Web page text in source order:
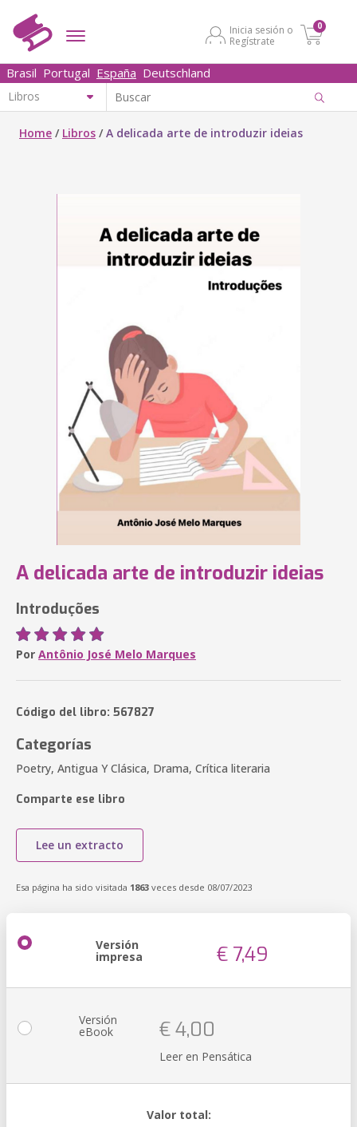
Inicia sesión o
Regístrate
0
Brasil Portugal España Deutschland
Home / Libros /A delicada arte de introduzir ideias
A delicada arte de introduzir ideias
Introduções
Por Antônio José Melo Marques
Código del libro: 567827
Categorías
Poetry, Antigua Y Clásica, Drama, Crítica literaria
Comparte ese libro
Lee un extracto
Esa página ha sido visitada 1863 veces desde 08/07/2023
Versión
impresa € 7,49
Versión
eBook € 4,00
Leer en Pensática
Valor total: